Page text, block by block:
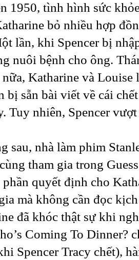
1950, tình hình sức
bỏ nhiều hợp
lần, khi Spencer bị
nuôi bệnh cho ông.
Katharine và Louise
bị sẵn bài viết về cái
Tuy nhiên, Spencer
sau, nhà làm phim
tham gia trong
quyết định cho
mà không cần đọc
đã khóc thật sự khi
Coming To Dinner?
Spencer Tracy chết),